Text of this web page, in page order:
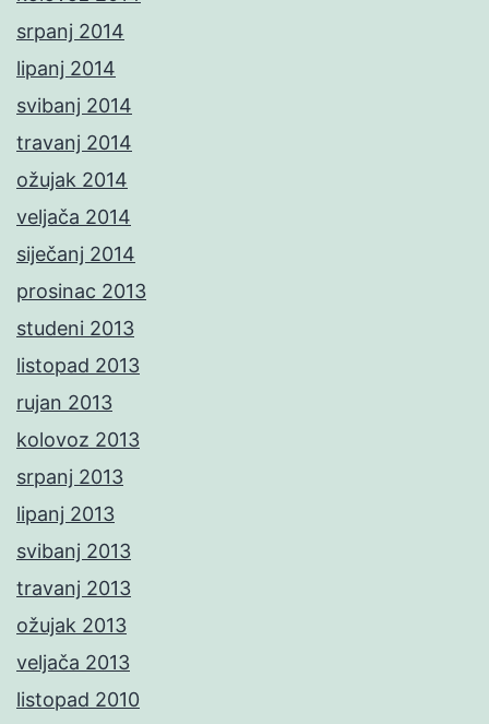
srpanj 2014
lipanj 2014
svibanj 2014
travanj 2014
ožujak 2014
veljača 2014
siječanj 2014
prosinac 2013
studeni 2013
listopad 2013
rujan 2013
kolovoz 2013
srpanj 2013
lipanj 2013
svibanj 2013
travanj 2013
ožujak 2013
veljača 2013
listopad 2010